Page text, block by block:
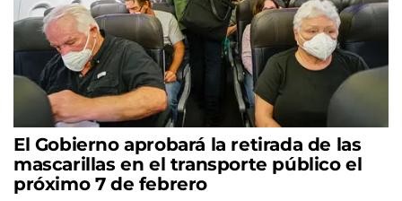
El Gobierno aprobará la retirada de las
mascarillas en el transporte público el
próximo 7 de febrero